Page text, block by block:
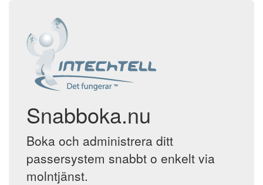
Snabboka.nu
Boka och administrera ditt
passersystem snabbt o enkelt via
molntjänst.